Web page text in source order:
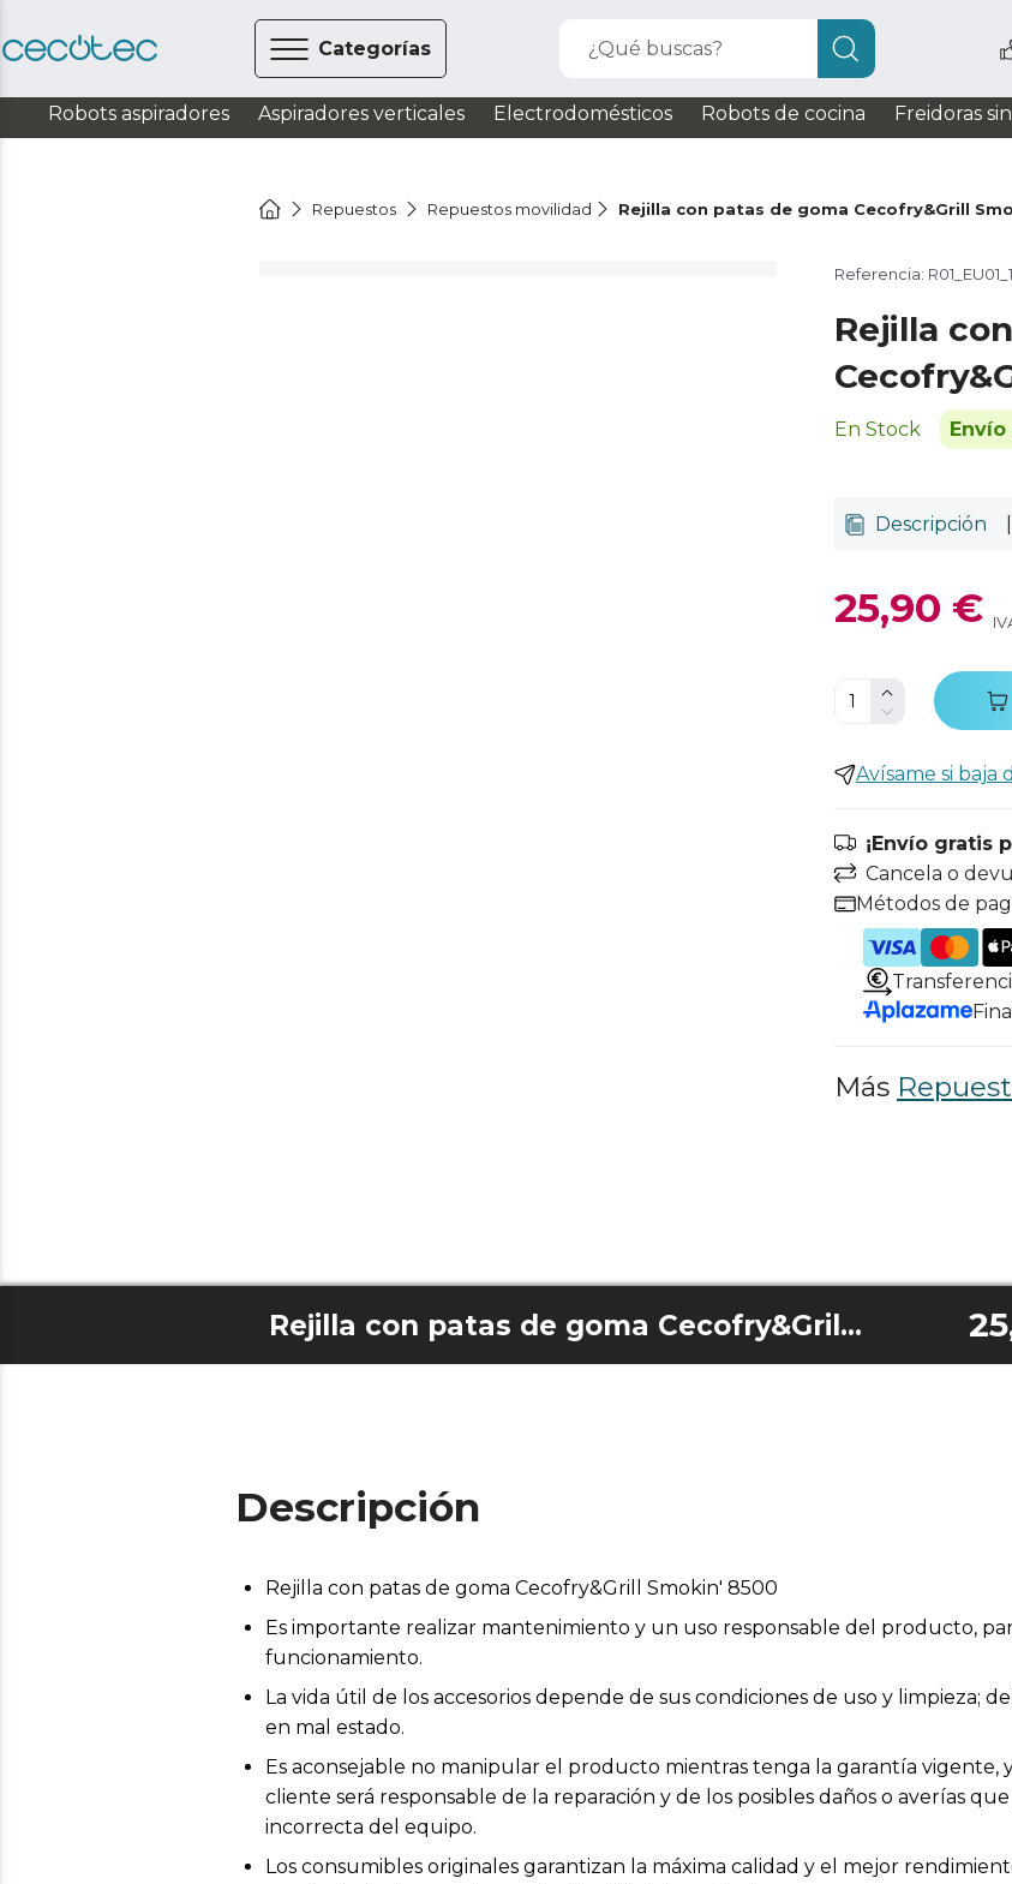
Categorías ¿Qué buscas?
Robots aspiradores Aspiradores verticales Electrodomésticos Robots de cocina Freidoras
Repuestos Repuestos movilidad Rejilla con patas de goma Cecofry&Grill
Referencia:
Rejilla
En Stock
Descripción
25,90 €
Avísame si baja
¡Envío gratis
Cancela o
Métodos de
Más
Rejilla con patas de goma Cecofry&Grill Smokin' 8500
Descripción
Rejilla con patas de goma Cecofry&Grill Smokin' 8500
Es importante realizar mantenimiento y un uso responsable del producto,
funcionamiento.
La vida útil de los accesorios depende de sus condiciones de uso y limpieza;
en mal estado.
Es aconsejable no manipular el producto mientras tenga la garantía vigente,
cliente será responsable de la reparación y de los posibles daños o averías
incorrecta del equipo.
Los consumibles originales garantizan la máxima calidad y el mejor